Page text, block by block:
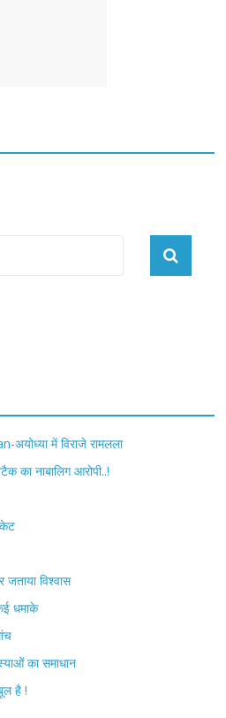
में विराजे रामलला
का नाबालिग आरोपी..!
विश्वास
धमाके
का समाधान
है !